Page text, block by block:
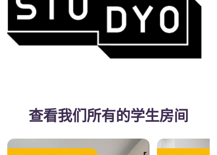
查看我们所有的学生房间